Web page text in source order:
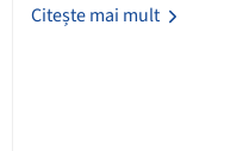
Citește mai mult